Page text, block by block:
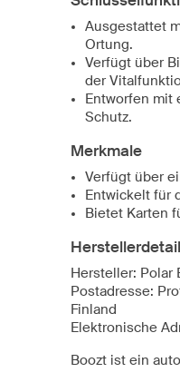
Ausgestattet
Ortung.
Verfügt über
der
Entworfen mit
Schutz.
Merkmale
Verfügt über
Entwickelt für
Bietet Karten
Hersteller: Polar
Postadresse:
Finland
Elektronische
Boozt ist ein